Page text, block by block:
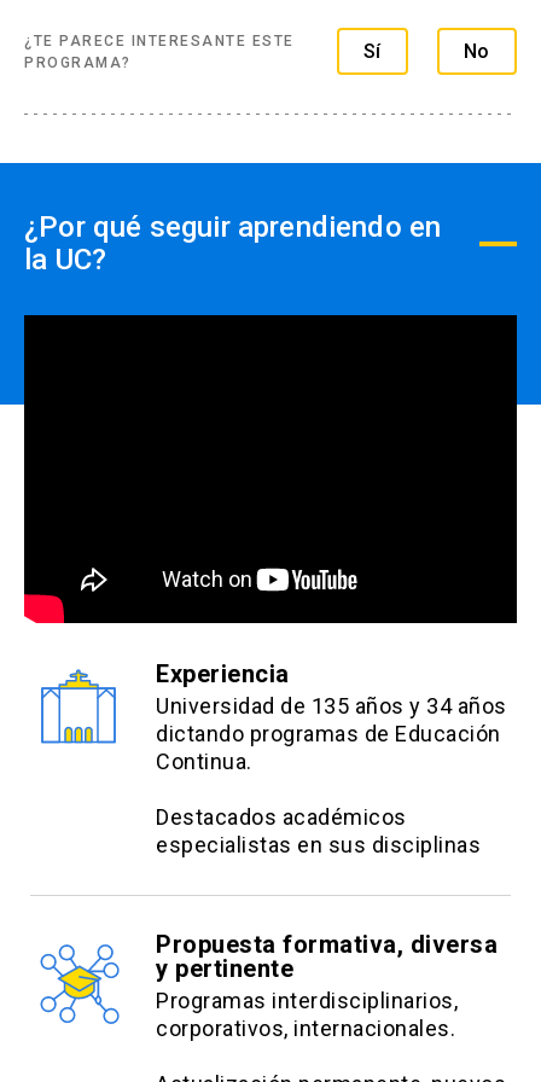
engagement, el desempeño y la efectividad
organizacional.
laboral.
Desarrollar y aplicar modelo integrativo de
diagnóstico e intervención de los factores que
incrementan el engagement y el desempeño
Generar, promover e implementar procesos de
Niveles de análisis del engagement y el
desempeño al interior de una organización.
¿Cómo es el proceso motivacional de la conducta
en las organizaciones?
Engagement y desempeño laboral. Diseño del
puesto de trabajo.
Controles de lectura que permiten asegurar la
comprensión de los contenidos desplegados en
la plataforma
Foros de participación, que permiten evaluar el
¿TE PARECE INTERESANTE ESTE
PROGRAMA?
Sí No
¿Por qué seguir aprendiendo en
la UC?
Experiencia
Universidad de 135 años y 34 años
dictando programas de Educación
Continua.
Destacados académicos
especialistas en sus disciplinas
Propuesta formativa, diversa
y pertinente
Programas interdisciplinarios,
corporativos, internacionales.